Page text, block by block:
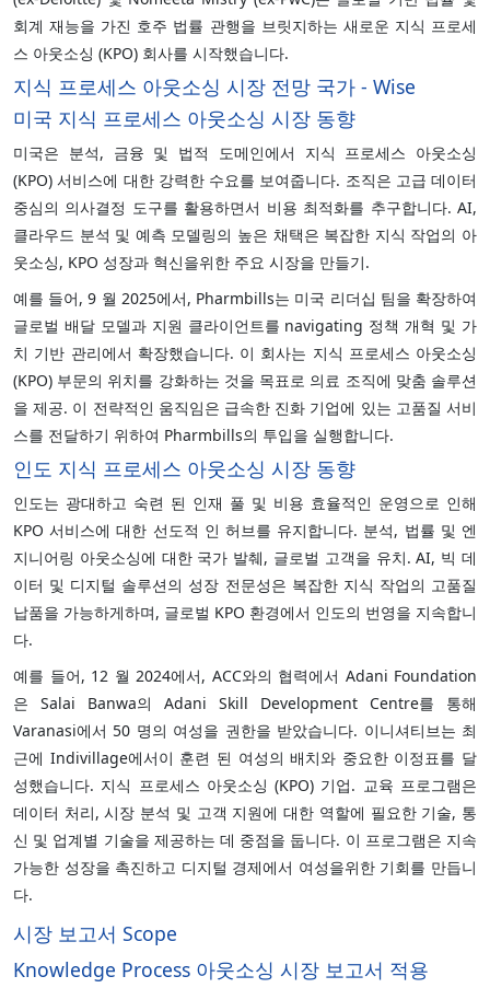
회계 재능을 가진 호주 법률 관행을 브릿지하는 새로운 지식 프로세
스 아웃소싱 (KPO) 회사를 시작했습니다.
지식 프로세스 아웃소싱 시장 전망 국가 - Wise
미국 지식 프로세스 아웃소싱 시장 동향
미국은 분석, 금융 및 법적 도메인에서 지식 프로세스 아웃소싱
(KPO) 서비스에 대한 강력한 수요를 보여줍니다. 조직은 고급 데이터
중심의 의사결정 도구를 활용하면서 비용 최적화를 추구합니다. AI,
클라우드 분석 및 예측 모델링의 높은 채택은 복잡한 지식 작업의 아
웃소싱, KPO 성장과 혁신을위한 주요 시장을 만들기.
예를 들어, 9 월 2025에서, Pharmbills는 미국 리더십 팀을 확장하여
글로벌 배달 모델과 지원 클라이언트를 navigating 정책 개혁 및 가
치 기반 관리에서 확장했습니다. 이 회사는 지식 프로세스 아웃소싱
(KPO) 부문의 위치를 강화하는 것을 목표로 의료 조직에 맞춤 솔루션
을 제공. 이 전략적인 움직임은 급속한 진화 기업에 있는 고품질 서비
스를 전달하기 위하여 Pharmbills의 투입을 실행합니다.
인도 지식 프로세스 아웃소싱 시장 동향
인도는 광대하고 숙련 된 인재 풀 및 비용 효율적인 운영으로 인해
KPO 서비스에 대한 선도적 인 허브를 유지합니다. 분석, 법률 및 엔
지니어링 아웃소싱에 대한 국가 발췌, 글로벌 고객을 유치. AI, 빅 데
이터 및 디지털 솔루션의 성장 전문성은 복잡한 지식 작업의 고품질
납품을 가능하게하며, 글로벌 KPO 환경에서 인도의 번영을 지속합니
다.
예를 들어, 12 월 2024에서, ACC와의 협력에서 Adani Foundation
은 Salai Banwa의 Adani Skill Development Centre를 통해
Varanasi에서 50 명의 여성을 권한을 받았습니다. 이니셔티브는 최
근에 Indivillage에서이 훈련 된 여성의 배치와 중요한 이정표를 달
성했습니다. 지식 프로세스 아웃소싱 (KPO) 기업. 교육 프로그램은
데이터 처리, 시장 분석 및 고객 지원에 대한 역할에 필요한 기술, 통
신 및 업계별 기술을 제공하는 데 중점을 둡니다. 이 프로그램은 지속
가능한 성장을 촉진하고 디지털 경제에서 여성을위한 기회를 만듭니
다.
시장 보고서 Scope
Knowledge Process 아웃소싱 시장 보고서 적용